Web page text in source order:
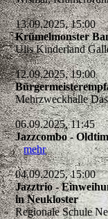
13.09.2025, 15:00
Krümelmonster
Ulis Kinderland
12.09.2025, 19:00
Mehrzweckhalle
06.09.2025, 11:45
Jazzcombo -
mehr
04.09.2025, 15:00
Jazztrio -
in Neukloster
Regionale Schule